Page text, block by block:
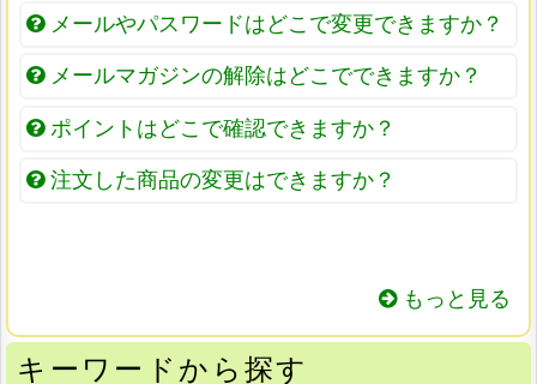
メールやパスワードはどこで変更できますか？
メールマガジンの解除はどこでできますか？
ポイントはどこで確認できますか？
注文した商品の変更はできますか？
もっと見る
キーワードから探す